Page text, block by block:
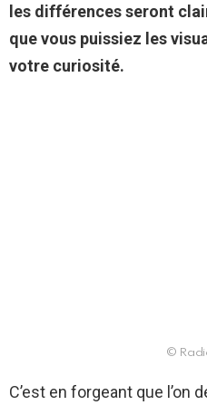
les différences seront
que vous puissiez les
votre curiosité.
©
C’est en forgeant que l’on